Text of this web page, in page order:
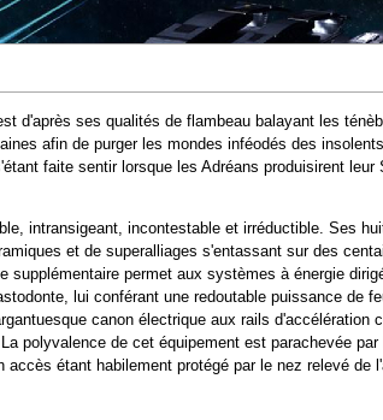
d'après ses qualités de flambeau balayant les
afin de purger les mondes inféodés des
faite sentir lorsque les Adréans produisirent leur
intransigeant, incontestable et irréductible. Ses
et de superalliages s'entassant sur des
permet aux systèmes à énergie
lui conférant une redoutable puissance de
canon électrique aux rails d'accélération
polyvalence de cet équipement est parachevée
étant habilement protégé par le nez relevé de